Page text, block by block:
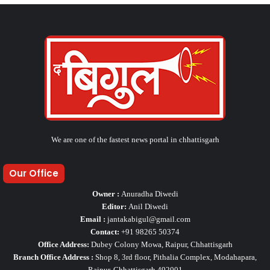
We are one of the fastest news portal in chhattisgarh
Our Office
Owner : Anuradha Diwedi
Editor: Anil Diwedi
Email : jantakabigul@gmail.com
Contact: +91 98265 50374
Office Address: Dubey Colony Mowa, Raipur, Chhattisgarh
Branch Office Address : Shop 8, 3rd floor, Pithalia Complex, Modahapara,